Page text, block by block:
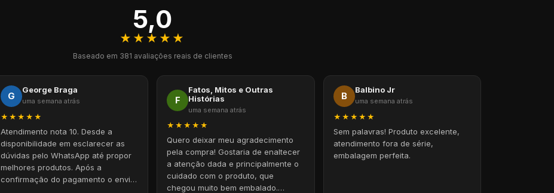
5,0
★★★★★
Baseado em 381 avaliações reais de clientes
G
George Braga
uma semana atrás
★★★★★
Atendimento nota 10. Desde a
disponibilidade em esclarecer as
dúvidas pelo WhatsApp até propor
melhores produtos. Após a
confirmação do pagamento o envio
F
Fatos, Mitos e Outras
Histórias
uma semana atrás
★★★★★
Quero deixar meu agradecimento
pela compra! Gostaria de enaltecer
a atenção dada e principalmente o
cuidado com o produto, que
chegou muito bem embalado.
B
Balbino Jr
uma semana atrás
★★★★★
Sem palavras! Produto excelente,
atendimento fora de série,
embalagem perfeita.